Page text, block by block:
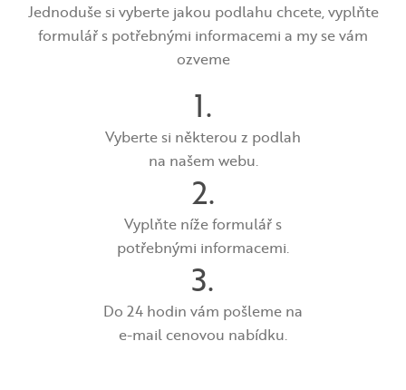
Jednoduše si vyberte jakou podlahu chcete, vyplňte
formulář s potřebnými informacemi a my se vám
ozveme
1.
Vyberte si některou z podlah
na našem webu.
2.
Vyplňte níže formulář s
potřebnými informacemi.
3.
Do 24 hodin vám pošleme na
e-mail cenovou nabídku.